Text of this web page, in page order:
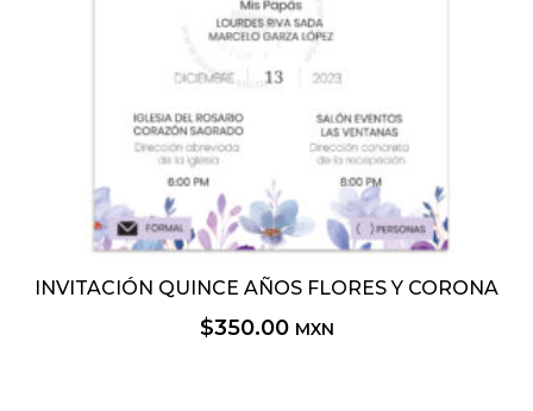
INVITACIÓN QUINCE AÑOS FLORES Y CORONA
$350.00 MXN